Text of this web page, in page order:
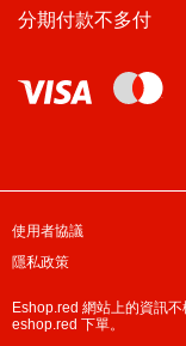
分期付款不多付
使用者協議
隱私政策
Eshop.red 網站上的資訊
eshop.red 下單。